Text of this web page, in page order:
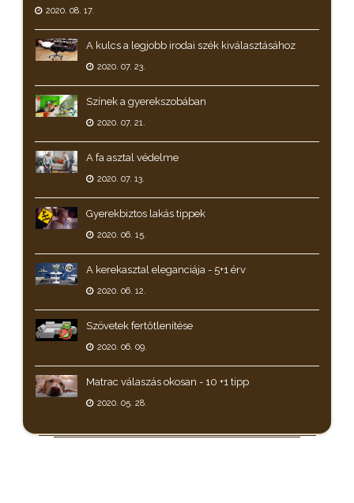
2020. 08. 17.
A kulcs a legjobb irodai szék kiválasztásához
2020. 07. 23.
Színek a gyerekszobában
2020. 07. 21.
A fa asztal védelme
2020. 07. 13.
Gyerekbiztos lakás tippek
2020. 06. 15.
A kerekasztal eleganciája - 5+1 érv
2020. 06. 12.
Szövetek fertőtlenítése
2020. 06. 09.
Matrac válaszás okosan - 10 +1 tipp
2020. 05. 28.